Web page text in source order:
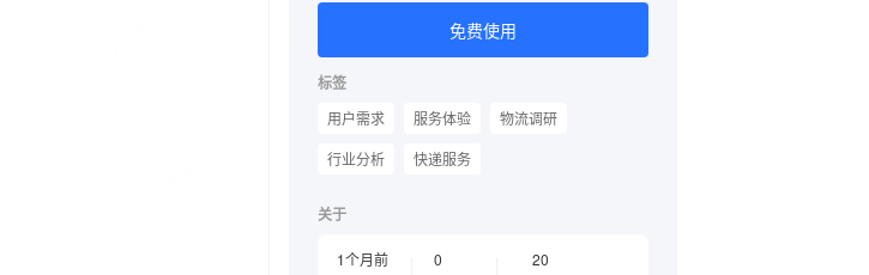
免费使用
标签
用户需求 服务体验
物流调研
行业分析
快递服务
关于
1个月前
0
20